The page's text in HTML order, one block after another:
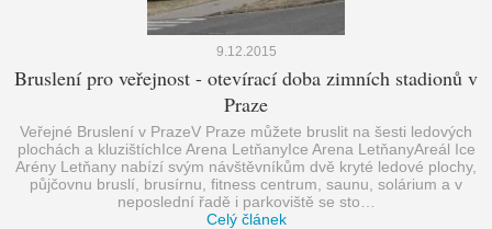
9.12.2015
Bruslení pro veřejnost - otevírací doba zimních stadionů v
Praze
Veřejné Bruslení v PrazeV Praze můžete bruslit na šesti ledových
plochách a kluzištíchIce Arena LetňanyIce Arena LetňanyAreál Ice
Arény Letňany nabízí svým návštěvníkům dvě kryté ledové plochy,
půjčovnu bruslí, brusírnu, fitness centrum, saunu, solárium a v
neposlední řadě i parkoviště se sto…
Celý článek